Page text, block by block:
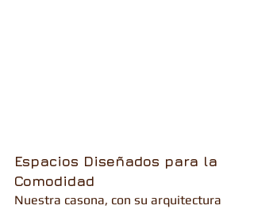
Espacios Diseñados para la
Comodidad
Nuestra casona, con su arquitectura